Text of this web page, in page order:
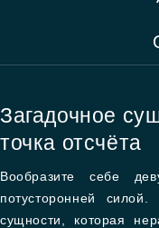
Загадочное
точка отсчёта
Вообразите себе
потусторонней
сущности, которая